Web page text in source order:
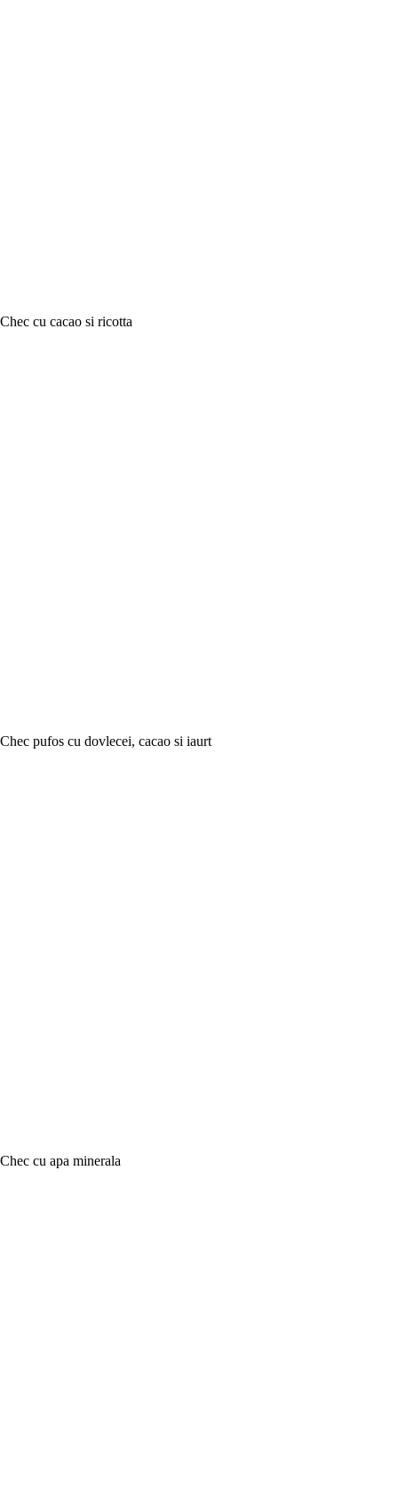
Chec cu cacao si ricotta
Chec pufos cu dovlecei, cacao si iaurt
Chec cu apa minerala